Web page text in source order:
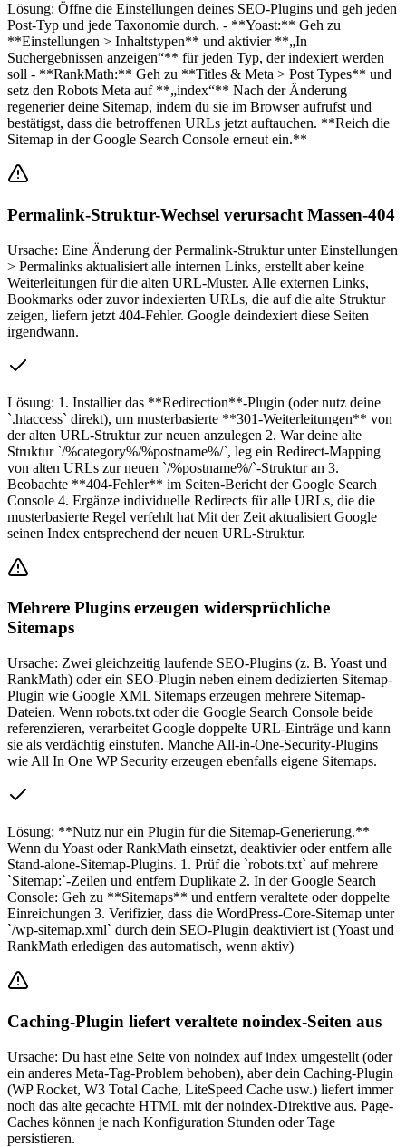
Lösung: Öffne die Einstellungen deines SEO-Plugins und geh jeden
Post-Typ und jede Taxonomie durch. - **Yoast:** Geh zu
**Einstellungen > Inhaltstypen** und aktivier **„In
Suchergebnissen anzeigen“** für jeden Typ, der indexiert werden
soll - **RankMath:** Geh zu **Titles & Meta > Post Types** und
setz den Robots Meta auf **„index“** Nach der Änderung
regenerier deine Sitemap, indem du sie im Browser aufrufst und
bestätigst, dass die betroffenen URLs jetzt auftauchen. **Reich die
Sitemap in der Google Search Console erneut ein.**
Permalink-Struktur-Wechsel verursacht Massen-404
Ursache: Eine Änderung der Permalink-Struktur unter Einstellungen
> Permalinks aktualisiert alle internen Links, erstellt aber keine
Weiterleitungen für die alten URL-Muster. Alle externen Links,
Bookmarks oder zuvor indexierten URLs, die auf die alte Struktur
zeigen, liefern jetzt 404-Fehler. Google deindexiert diese Seiten
irgendwann.
Lösung: 1. Installier das **Redirection**-Plugin (oder nutz deine
`.htaccess` direkt), um musterbasierte **301-Weiterleitungen** von
der alten URL-Struktur zur neuen anzulegen 2. War deine alte
Struktur `/%category%/%postname%/`, leg ein Redirect-Mapping
von alten URLs zur neuen `/%postname%/`-Struktur an 3.
Beobachte **404-Fehler** im Seiten-Bericht der Google Search
Console 4. Ergänze individuelle Redirects für alle URLs, die die
musterbasierte Regel verfehlt hat Mit der Zeit aktualisiert Google
seinen Index entsprechend der neuen URL-Struktur.
Mehrere Plugins erzeugen widersprüchliche
Sitemaps
Ursache: Zwei gleichzeitig laufende SEO-Plugins (z. B. Yoast und
RankMath) oder ein SEO-Plugin neben einem dedizierten Sitemap-
Plugin wie Google XML Sitemaps erzeugen mehrere Sitemap-
Dateien. Wenn robots.txt oder die Google Search Console beide
referenzieren, verarbeitet Google doppelte URL-Einträge und kann
sie als verdächtig einstufen. Manche All-in-One-Security-Plugins
wie All In One WP Security erzeugen ebenfalls eigene Sitemaps.
Lösung: **Nutz nur ein Plugin für die Sitemap-Generierung.**
Wenn du Yoast oder RankMath einsetzt, deaktivier oder entfern alle
Stand-alone-Sitemap-Plugins. 1. Prüf die `robots.txt` auf mehrere
`Sitemap:`-Zeilen und entfern Duplikate 2. In der Google Search
Console: Geh zu **Sitemaps** und entfern veraltete oder doppelte
Einreichungen 3. Verifizier, dass die WordPress-Core-Sitemap unter
`/wp-sitemap.xml` durch dein SEO-Plugin deaktiviert ist (Yoast und
RankMath erledigen das automatisch, wenn aktiv)
Caching-Plugin liefert veraltete noindex-Seiten aus
Ursache: Du hast eine Seite von noindex auf index umgestellt (oder
ein anderes Meta-Tag-Problem behoben), aber dein Caching-Plugin
(WP Rocket, W3 Total Cache, LiteSpeed Cache usw.) liefert immer
noch das alte gecachte HTML mit der noindex-Direktive aus. Page-
Caches können je nach Konfiguration Stunden oder Tage
persistieren.